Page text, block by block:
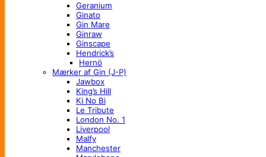
Geranium
Ginato
Gin Mare
Ginraw
Ginscape
Hendrick’s
Hernö
Mærker af Gin (J-P)
Jawbox
King’s Hill
Ki No Bi
Le Tribute
London No. 1
Liverpool
Malfy
Manchester